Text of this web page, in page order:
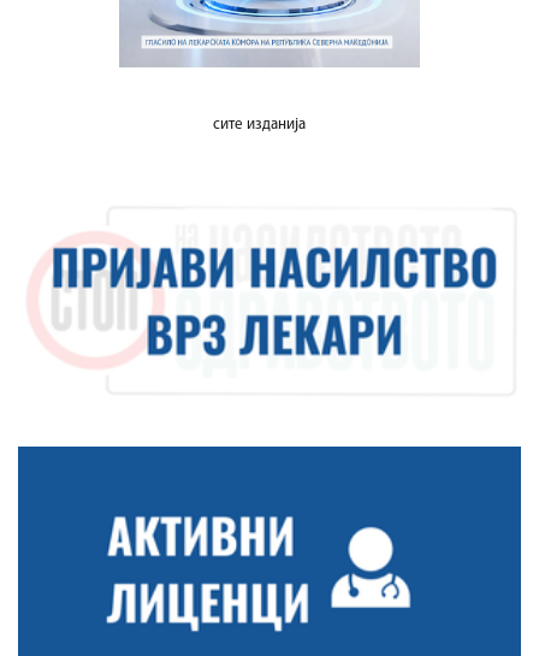
сите изданија